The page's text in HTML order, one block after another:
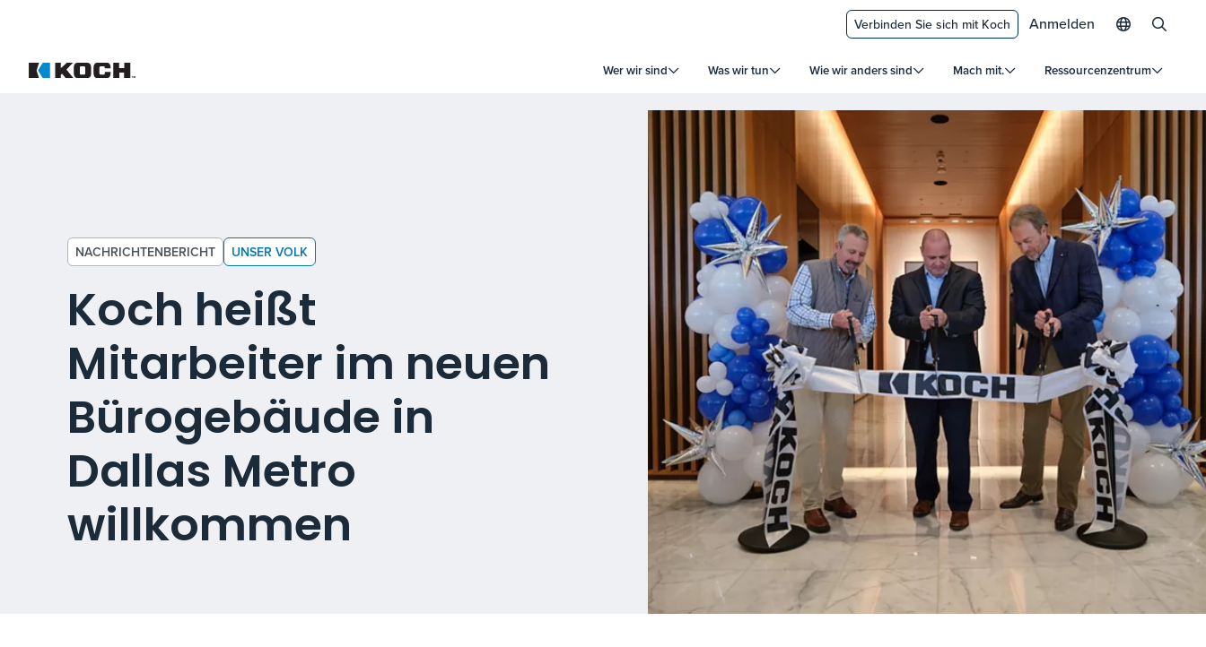
Wer wir sind Was wir tun Wie wir anders sind Mach mit. Ressourcenzentrum
Verbinden Sie sich mit Koch Anmelden
NACHRICHTENBERICHT UNSER VOLK
Koch heißt
Mitarbeiter im neuen
Bürogebäude in
Dallas Metro
willkommen